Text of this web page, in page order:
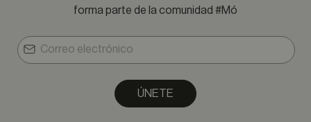
forma parte de la comunidad #Mó
ÚNETE